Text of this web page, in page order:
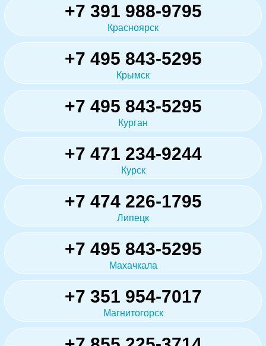
+7 391 988-9795
Красноярск
+7 495 843-5295
Крымск
+7 495 843-5295
Курган
+7 471 234-9244
Курск
+7 474 226-1795
Липецк
+7 495 843-5295
Махачкала
+7 351 954-7017
Магнитогорск